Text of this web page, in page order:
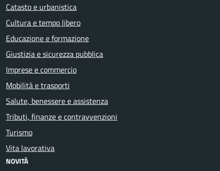
Catasto e urbanistica
Cultura e tempo libero
Educazione e formazione
Giustizia e sicurezza pubblica
Imprese e commercio
Mobilità e trasporti
Salute, benessere e assistenza
Tributi, finanze e contravvenzioni
Turismo
Vita lavorativa
NOVITÀ